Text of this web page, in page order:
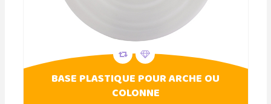
BASE PLASTIQUE POUR ARCHE OU
COLONNE